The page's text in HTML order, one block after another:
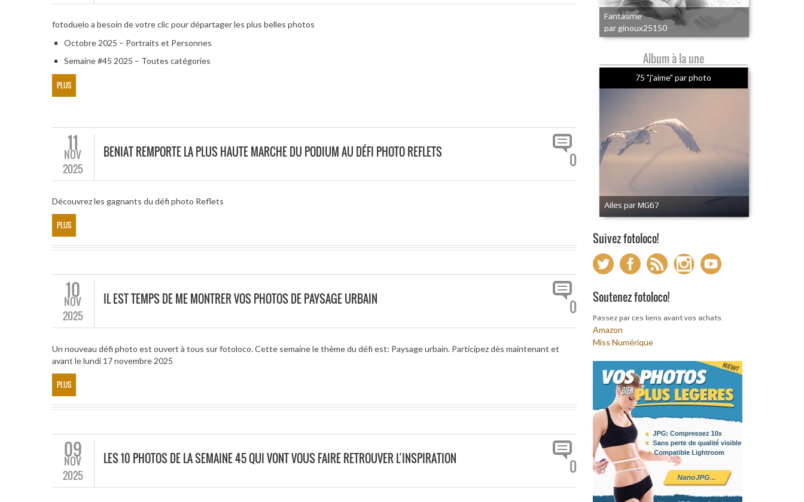
fotoduelo a besoin de votre clic pour départager les plus belles photos
Octobre 2025 – Portraits et Personnes
Semaine #45 2025 – Toutes catégories
PLUS
11
NOV
2025
BENIAT REMPORTE LA PLUS HAUTE MARCHE DU PODIUM AU DÉFI PHOTO REFLETS 0
Découvrez les gagnants du défi photo Reflets
PLUS
10
NOV
2025
IL EST TEMPS DE ME MONTRER VOS PHOTOS DE PAYSAGE URBAIN 0
Un nouveau défi photo est ouvert à tous sur fotoloco. Cette semaine le thème du défi est: Paysage urbain. Participez dès maintenant et
avant le lundi 17 novembre 2025
PLUS
09
NOV
2025
LES 10 PHOTOS DE LA SEMAINE 45 QUI VONT VOUS FAIRE RETROUVER L’INSPIRATION 0
Fantasme
par ginoux25150
Album à la une
75 "j'aime" par photo
Ailes par MG67
Suivez fotoloco!
Soutenez fotoloco!
Passez par ces liens avant vos achats:
Amazon
Miss Numérique